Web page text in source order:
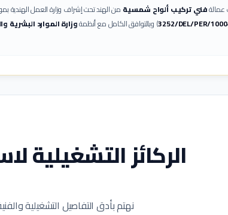
عمالةفني تركيب ألواح شمسية من الهند تحت إشراف وزارة العمل الهندية
3252/DEL/PER/) وبالتوافق الكامل مع أنظمةوزارة الموارد البشرية
الركائز التشغيلية
نهتم بأدق التفاصيل التشغيلية